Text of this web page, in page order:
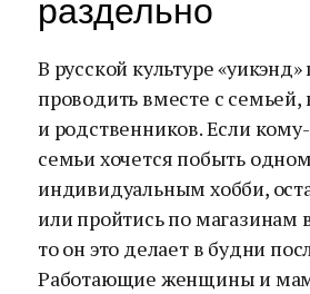
раздельно
В русской культуре
проводить вместе с семьей,
и родственников. Если
семьи хочется побыть
индивидуальным хобби,
или пройтись по магазинам
то он это делает в будни
Работающие женщины и